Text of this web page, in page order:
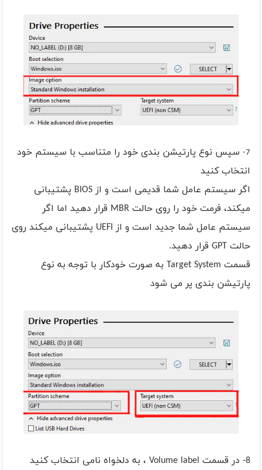
7- سپس نوع پارتیشن بندی خود را متناسب با سیستم خود
انتخاب کنید
اگر سیستم عامل شما قدیمی است و از BIOS پشتیبانی
میکند، فرمت خود را روی حالت MBR قرار دهید اما اگر
سیستم عامل شما جدید است و از UEFI پشتیبانی میکند روی
حالت GPT قرار دهید.
قسمت Target System به صورت خودکار با توجه به نوع
پارتیشن بندی پر می شود
8- در قسمت Volume label ، به دلخواه نامی انتخاب کنید